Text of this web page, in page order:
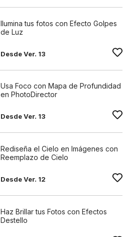
Ilumina tus fotos con Efecto Golpes
de Luz
Desde Ver. 13
Usa Foco con Mapa de Profundidad
en PhotoDirector
Desde Ver. 13
Rediseña el Cielo en Imágenes con
Reemplazo de Cielo
Desde Ver. 12
Haz Brillar tus Fotos con Efectos
Destello